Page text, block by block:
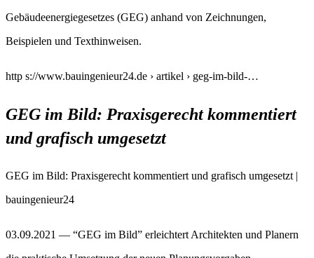
Gebäudeenergiegesetzes (GEG) anhand von Zeichnungen,
Beispielen und Texthinweisen.
http s://www.bauingenieur24.de › artikel › geg-im-bild-…
GEG im Bild: Praxisgerecht kommentiert
und grafisch umgesetzt
GEG im Bild: Praxisgerecht kommentiert und grafisch umgesetzt |
bauingenieur24
03.09.2021 — “GEG im Bild” erleichtert Architekten und Planern